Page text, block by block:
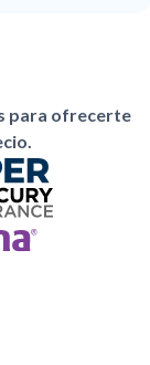
para ofrecerte